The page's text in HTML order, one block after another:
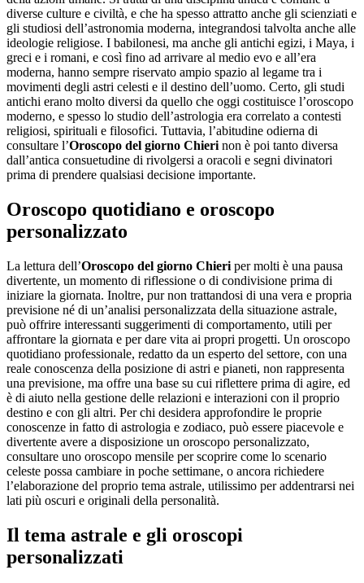
diverse culture e civiltà, e che ha spesso attratto anche gli scienziati e
gli studiosi dell’astronomia moderna, integrandosi talvolta anche alle
ideologie religiose. I babilonesi, ma anche gli antichi egizi, i Maya, i
greci e i romani, e così fino ad arrivare al medio evo e all’era
moderna, hanno sempre riservato ampio spazio al legame tra i
movimenti degli astri celesti e il destino dell’uomo. Certo, gli studi
antichi erano molto diversi da quello che oggi costituisce l’oroscopo
moderno, e spesso lo studio dell’astrologia era correlato a contesti
religiosi, spirituali e filosofici. Tuttavia, l’abitudine odierna di
consultare l’Oroscopo del giorno Chieri non è poi tanto diversa
dall’antica consuetudine di rivolgersi a oracoli e segni divinatori
prima di prendere qualsiasi decisione importante.
Oroscopo quotidiano e oroscopo
personalizzato
La lettura dell’Oroscopo del giorno Chieri per molti è una pausa
divertente, un momento di riflessione o di condivisione prima di
iniziare la giornata. Inoltre, pur non trattandosi di una vera e propria
previsione né di un’analisi personalizzata della situazione astrale,
può offrire interessanti suggerimenti di comportamento, utili per
affrontare la giornata e per dare vita ai propri progetti. Un oroscopo
quotidiano professionale, redatto da un esperto del settore, con una
reale conoscenza della posizione di astri e pianeti, non rappresenta
una previsione, ma offre una base su cui riflettere prima di agire, ed
è di aiuto nella gestione delle relazioni e interazioni con il proprio
destino e con gli altri. Per chi desidera approfondire le proprie
conoscenze in fatto di astrologia e zodiaco, può essere piacevole e
divertente avere a disposizione un oroscopo personalizzato,
consultare uno oroscopo mensile per scoprire come lo scenario
celeste possa cambiare in poche settimane, o ancora richiedere
l’elaborazione del proprio tema astrale, utilissimo per addentrarsi nei
lati più oscuri e originali della personalità.
Il tema astrale e gli oroscopi
personalizzati